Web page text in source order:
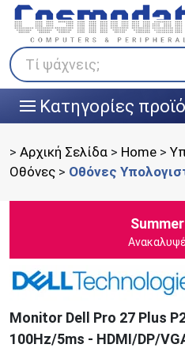
Τί ψάχνεις;
||| Κατηγορίες
Klarna
Πληρώστε σε 3
άτοκες δόσεις
> Αρχική Σελίδα > Home >
Οθόνες > Οθόνες
Monitor Dell Pro 27 Plus
100Hz/5ms - HDMI/DP/